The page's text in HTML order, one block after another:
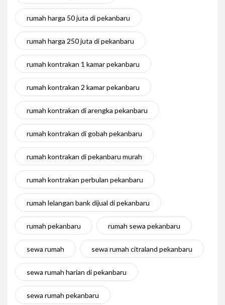
rumah harga 50 juta di pekanbaru
rumah harga 250 juta di pekanbaru
rumah kontrakan 1 kamar pekanbaru
rumah kontrakan 2 kamar pekanbaru
rumah kontrakan di arengka pekanbaru
rumah kontrakan di gobah pekanbaru
rumah kontrakan di pekanbaru murah
rumah kontrakan perbulan pekanbaru
rumah lelangan bank dijual di pekanbaru
rumah pekanbaru rumah sewa pekanbaru
sewa rumah sewa rumah citraland pekanbaru
sewa rumah harian di pekanbaru
sewa rumah pekanbaru